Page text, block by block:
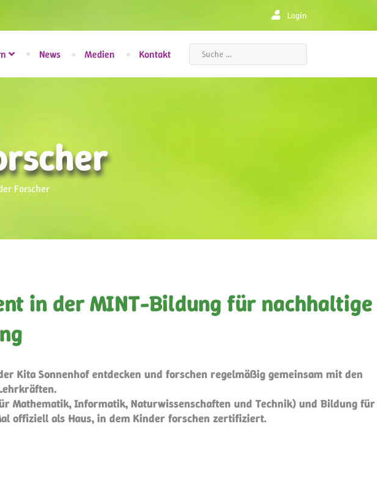
Login
Suchen
News Medien Kontakt
Forscher
in der MINT-Bildung für nachhaltige
Kita Sonnenhof entdecken und forschen regelmäßig gemeinsam mit den
Mathematik, Informatik, Naturwissenschaften und Technik) und Bildung für
offiziell als Haus, in dem Kinder forschen zertifiziert.